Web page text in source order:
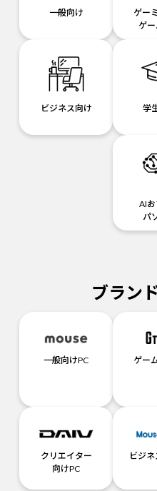
一般向け
ゲー
ゲ
ビジネス向け 学
AI
パ
ブラン
一般向けPC ゲー
クリエイター
向けPC
ビジ